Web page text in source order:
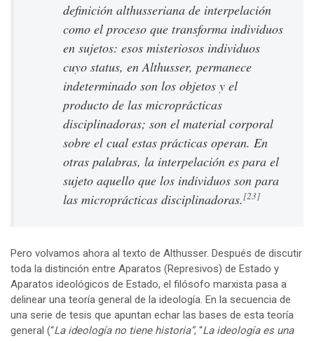
definición althusseriana de interpelación
como el proceso que transforma individuos
en sujetos: esos misteriosos individuos
cuyo status, en Althusser, permanece
indeterminado son los objetos y el
producto de las microprácticas
disciplinadoras; son el material corporal
sobre el cual estas prácticas operan. En
otras palabras, la interpelación es para el
sujeto aquello que los individuos son para
las microprácticas disciplinadoras.[23]
Pero volvamos ahora al texto de Althusser. Después de discutir
toda la distinción entre Aparatos (Represivos) de Estado y
Aparatos ideológicos de Estado, el filósofo marxista pasa a
delinear una teoría general de la ideología. En la secuencia de
una serie de tesis que apuntan echar las bases de esta teoría
general (“La ideología no tiene historia”, “La ideología es una